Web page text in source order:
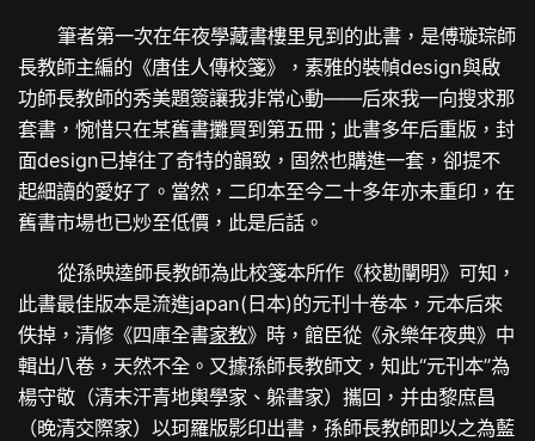
筆者第一次在年夜學藏書樓里見到的此書，是傅璇琮師
長教師主編的《唐佳人傳校箋》，素雅的裝幀design與啟
功師長教師的秀美題簽讓我非常心動——后來我一向搜求那
套書，惋惜只在某舊書攤買到第五冊；此書多年后重版，封
面design已掉往了奇特的韻致，固然也購進一套，卻提不
起細讀的愛好了。當然，二印本至今二十多年亦未重印，在
舊書市場也已炒至低價，此是后話。
從孫映逵師長教師為此校箋本所作《校勘闡明》可知，
此書最佳版本是流進japan(日本)的元刊十卷本，元本后來
佚掉，清修《四庫全書家教》時，館臣從《永樂年夜典》中
輯出八卷，天然不全。又據孫師長教師文，知此“元刊本”為
楊守敬（清末汗青地輿學家、躲書家）攜回，并由黎庶昌
（晚清交際家）以珂羅版影印出書，孫師長教師即以之為藍